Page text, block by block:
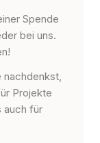
Spende
bei uns.
nachdenkst,
Projekte
auch für